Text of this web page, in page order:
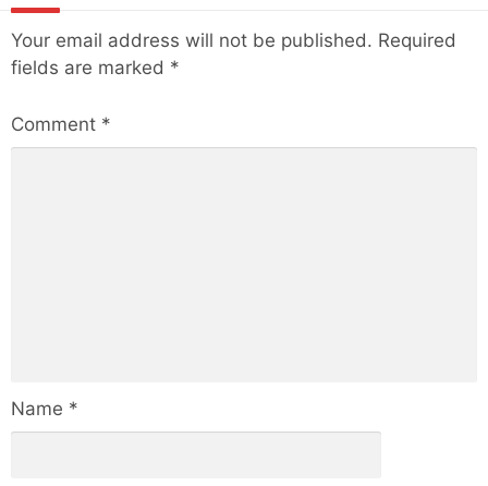
Your email address will not be published. Required
fields are marked *
Comment *
Name *